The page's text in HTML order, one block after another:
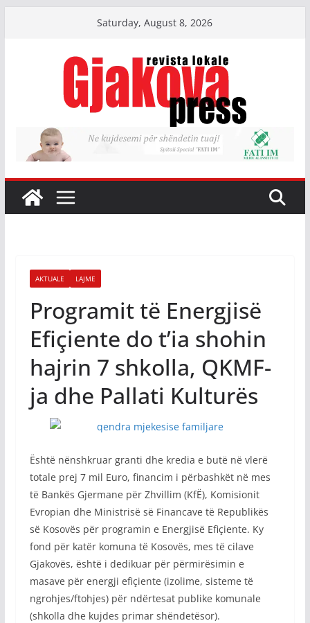
Saturday, August 8, 2026
AKTUALE LAJME
Programit të Energjisë
Efiçiente do t’ia shohin
hajrin 7 shkolla, QKMF-
ja dhe Pallati Kulturës
Është nënshkruar granti dhe kredia e butë në vlerë
totale prej 7 mil Euro, financim i përbashkët në mes
të Bankës Gjermane për Zhvillim (KfË), Komisionit
Evropian dhe Ministrisë së Financave të Republikës
së Kosovës për programin e Energjisë Efiçiente. Ky
fond për katër komuna të Kosovës, mes të cilave
Gjakovës, është i dedikuar për përmirësimin e
masave për energji efiçiente (izolime, sisteme të
ngrohjes/ftohjes) për ndërtesat publike komunale
(shkolla dhe kujdes primar shëndetësor).